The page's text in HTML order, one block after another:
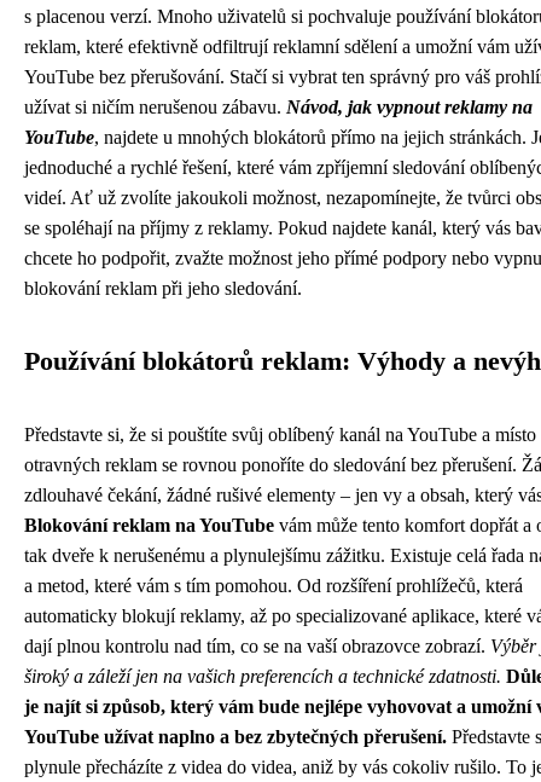
s placenou verzí. Mnoho uživatelů si pochvaluje používání
reklam, které efektivně odfiltrují reklamní sdělení a umožní vám
YouTube bez přerušování. Stačí si vybrat ten správný pro váš
užívat si ničím nerušenou zábavu. Návod, jak vypnout reklamy na
YouTube, najdete u mnohých blokátorů přímo na jejich stránkách.
jednoduché a rychlé řešení, které vám zpříjemní sledování
videí. Ať už zvolíte jakoukoli možnost, nezapomínejte, že tvůrci
se spoléhají na příjmy z reklamy. Pokud najdete kanál, který vás
chcete ho podpořit, zvažte možnost jeho přímé podpory nebo
blokování reklam při jeho sledování.
Používání blokátorů reklam: Výhody a
Představte si, že si pouštíte svůj oblíbený kanál na YouTube a místo
otravných reklam se rovnou ponoříte do sledování bez přerušení.
zdlouhavé čekání, žádné rušivé elementy – jen vy a obsah, který
Blokování reklam na YouTube vám může tento komfort dopřát a
tak dveře k nerušenému a plynulejšímu zážitku. Existuje celá řada
a metod, které vám s tím pomohou. Od rozšíření prohlížečů, která
automaticky blokují reklamy, až po specializované aplikace, které
dají plnou kontrolu nad tím, co se na vaší obrazovce zobrazí. Výběr
široký a záleží jen na vašich preferencích a technické zdatnosti.
je najít si způsob, který vám bude nejlépe vyhovovat a umožní
YouTube užívat naplno a bez zbytečných přerušení. Představte
plynule přecházíte z videa do videa, aniž by vás cokoliv rušilo. To